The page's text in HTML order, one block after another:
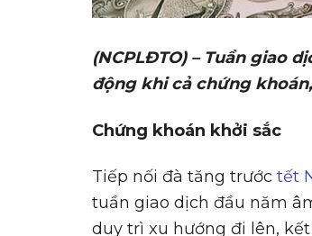
(NCPLĐTO) – Tuần giao dị
động khi cảchứng
Chứng khoán khởi sắc
Tiếp nối đà tăng trước tết
tuần giao dịch đầu năm
duy trì xu hướng đi lên, kết